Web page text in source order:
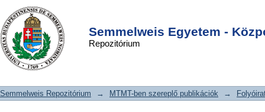
Semmelweis Egyetem -
Repozitórium
Comparison of passive and active
biomechanical properties of human
cervical and leg veins
DSpace/Manakin Repository
Semmelweis Repozitórium → MTMT-ben szereplő publikációk →